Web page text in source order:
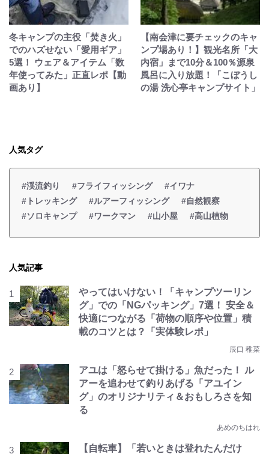
冬キャンプの主役「焚き火」
でのハズせない「愛用ギア」
5選！ ウェア＆アイテム「数
年使ってみた」正直レポ【動
画あり】
【南会津に要チェックのキャ
ンプ場あり！】観光名所「大
内宿」まで10分＆100％源泉
風呂に入り放題！「こぼうし
の湯 洗心亭キャンプサイト」
人気タグ
#渓流釣り #フライフィッシング
#イワナ
#トレッキング
#ルアーフィッシング
#自然観察
#ソロキャンプ
#ワークマン #山小屋 #高山植物
人気記事
やってはいけない！「キャンプツーリン
グ」での「NGパッキング」7選！ 安全＆
快適につながる「荷物の順序や位置」積
載のコツとは？「実体験レポ」
辰口 稚菜
アユは「怒らせて掛ける」魚だった！ ル
アーを追わせて釣りあげる「アユイン
グ」のオリジナリティ＆おもしろさを知
る
あめのちはれ
【自転車】「若いときは登れたんだけ